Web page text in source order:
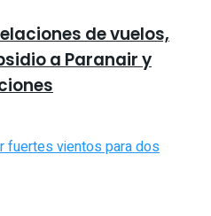
de vuelos,
a Paranair y